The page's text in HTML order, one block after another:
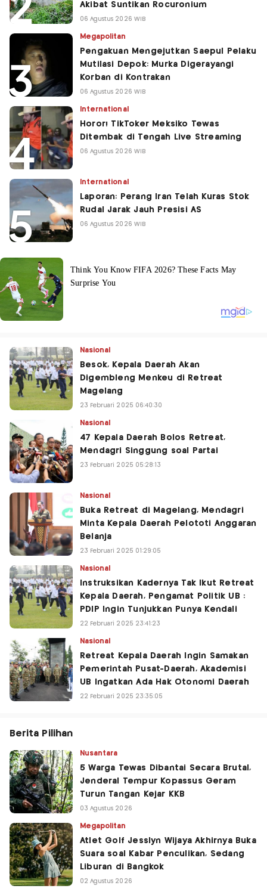
Akibat Suntikan Rocuronium
06 Agustus 2026 WIB
Megapolitan
Pengakuan Mengejutkan Saepul Pelaku
Mutilasi Depok: Murka Digerayangi
Korban di Kontrakan
06 Agustus 2026 WIB
International
Horor! TikToker Meksiko Tewas
Ditembak di Tengah Live Streaming
06 Agustus 2026 WIB
International
Laporan: Perang Iran Telah Kuras Stok
Rudal Jarak Jauh Presisi AS
06 Agustus 2026 WIB
Nasional
Besok, Kepala Daerah Akan
Digembleng Menkeu di Retreat
Magelang
23 Februari 2025 06:40:30
Nasional
47 Kepala Daerah Bolos Retreat,
Mendagri Singgung soal Partai
23 Februari 2025 05:28:13
Nasional
Buka Retreat di Magelang, Mendagri
Minta Kepala Daerah Pelototi Anggaran
Belanja
23 Februari 2025 01:29:05
Nasional
Instruksikan Kadernya Tak Ikut Retreat
Kepala Daerah, Pengamat Politik UB :
PDIP Ingin Tunjukkan Punya Kendali
22 Februari 2025 23:41:23
Nasional
Retreat Kepala Daerah Ingin Samakan
Pemerintah Pusat-Daerah, Akademisi
UB Ingatkan Ada Hak Otonomi Daerah
22 Februari 2025 23:35:05
Berita Pilihan
Nusantara
5 Warga Tewas Dibantai Secara Brutal,
Jenderal Tempur Kopassus Geram
Turun Tangan Kejar KKB
03 Agustus 2026
Megapolitan
Atlet Golf Jesslyn Wijaya Akhirnya Buka
Suara soal Kabar Penculikan, Sedang
Liburan di Bangkok
02 Agustus 2026